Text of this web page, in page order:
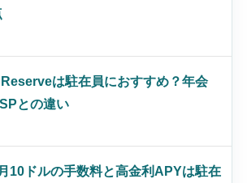
は駐在員におすすめ？年会
との違い
10ドルの手数料と高金利APYは駐在